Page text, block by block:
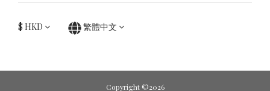
$ HKD 繁體中文
Copyright ©2026